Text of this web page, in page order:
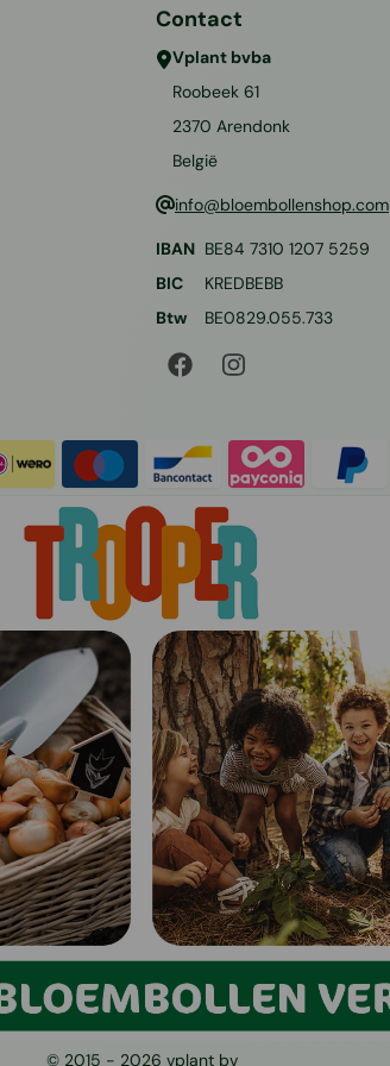
Contact
Vplant bvba
Roobeek 61
2370 Arendonk
België
info@bloembollenshop.com
IBAN BE84 7310 1207 5259
BIC
KREDBEBB
Btw
BE0829.055.733
© 2015 - 2026 vplant bv